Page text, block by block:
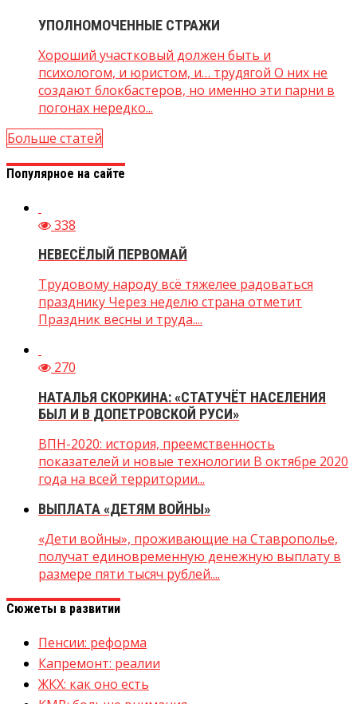
УПОЛНОМОЧЕННЫЕ СТРАЖИ
Хороший участковый должен быть и
психологом, и юристом, и… трудягой О них не
создают блокбастеров, но именно эти парни в
погонах нередко...
Больше статей
Популярное на сайте
338
НЕВЕСЁЛЫЙ ПЕРВОМАЙ
Трудовому народу всё тяжелее радоваться
празднику Через неделю страна отметит
Праздник весны и труда....
270
НАТАЛЬЯ СКОРКИНА: «СТАТУЧЁТ НАСЕЛЕНИЯ
БЫЛ И В ДОПЕТРОВСКОЙ РУСИ»
ВПН-2020: история, преемственность
показателей и новые технологии В октябре 2020
года на всей территории...
ВЫПЛАТА «ДЕТЯМ ВОЙНЫ»
«Дети войны», проживающие на Ставрополье,
получат единовременную денежную выплату в
размере пяти тысяч рублей....
Сюжеты в развитии
Пенсии: реформа
Капремонт: реалии
ЖКХ: как оно есть